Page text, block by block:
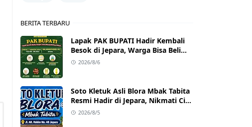
BERITA TERBARU
Lapak PAK BUPATI Hadir Kembali
Besok di Jepara, Warga Bisa Beli
Beras hingga Minyak Goreng
2026/8/6
Soto Kletuk Asli Blora Mbak Tabita
Resmi Hadir di Jepara, Nikmati Cita
Rasa Autentik Mulai Rp10 Ribu
2026/8/5